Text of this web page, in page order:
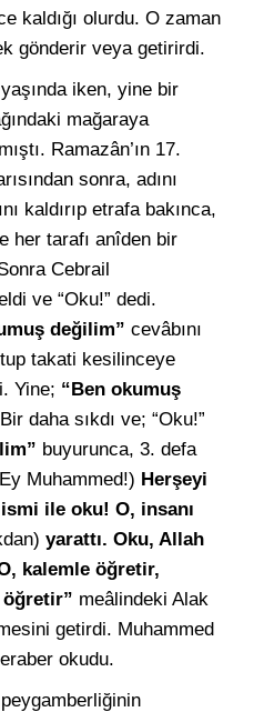
kaldığı olurdu. O zaman
gönderir veya getirirdi.
iken, yine bir
mağaraya
Ramazân’ın 17.
sonra, adını
kaldırıp etrafa bakınca,
her tarafı anîden bir
Cebrail
ve “Oku!” dedi.
değilim” cevâbını
takati kesilinceye
Yine; “Ben okumuş
daha sıkdı ve; “Oku!”
buyurunca, 3. defa
Muhammed!) Herşeyi
ile oku! O, insanı
yarattı. Oku, Allah
kalemle öğretir,
meâlindeki Alak
getirdi. Muhammed
okudu.